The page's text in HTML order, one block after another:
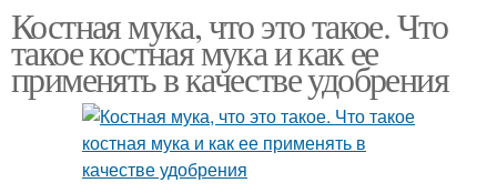
Костная мука, что это такое. Что
такое костная мука и как ее
применять в качестве удобрения